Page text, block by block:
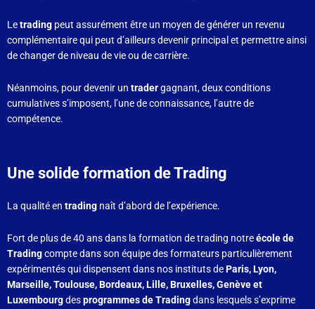
Letrading peut assurément être un moyen de générer un revenu
complémentaire qui peut d’ailleurs devenir principal et permettre ainsi
de changer de niveau de vie ou de carrière.
Néanmoins, pour devenir un tradergagnant, deux conditions
cumulatives s’imposent, l’une de connaissance, l’autre de
compétence.
Une solide formation de Trading
La qualité en trading naît d’abord de l’expérience.
Fort de plus de 40 ans dans la formation de trading notreécole de
Tradingcompte dans son équipe des formateurs particulièrement
expérimentés qui dispensent dans nos instituts deParis, Lyon,
Marseille, Toulouse, Bordeaux, Lille, Bruxelles, Genève et
Luxembourgdesprogrammes de Tradingdans lesquels s’exprime